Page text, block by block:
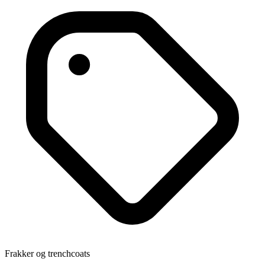
Frakker og trenchcoats